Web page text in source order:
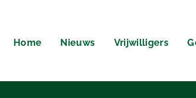
Home Nieuws Vrijwilligers